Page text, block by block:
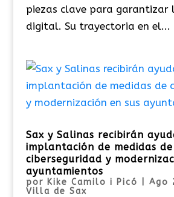
piezas clave para garantizar
digital. Su trayectoria en el...
Sax y Salinas recibirán
implantación de medidas de
ciberseguridad y
ayuntamientos
por Kike Camilo i Picó Ago
Villa de Sax